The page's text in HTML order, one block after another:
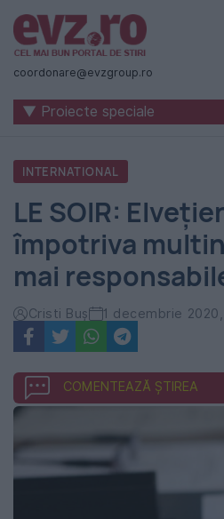
Știri
naționale
internaționale
România
-
Evenimentul
Zilei
coordonare@evzgroup.ro
▼ Proiecte speciale
INTERNATIONAL
LE SOIR:
împotriva
mai
Cristi Buș 1 decembrie
COMENTEAZĂ ȘTIREA